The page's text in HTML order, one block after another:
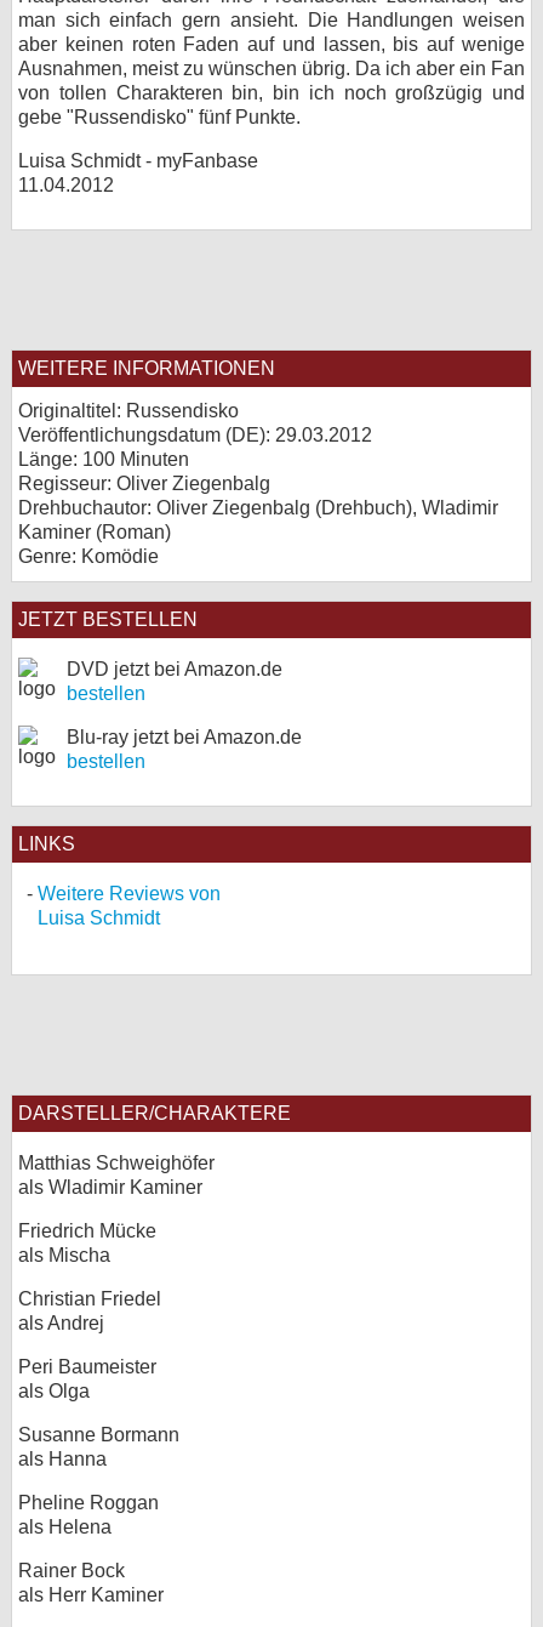
man sich einfach gern ansieht. Die Handlungen weisen
aber keinen roten Faden auf und lassen, bis auf wenige
Ausnahmen, meist zu wünschen übrig. Da ich aber ein Fan
von tollen Charakteren bin, bin ich noch großzügig und
gebe "Russendisko" fünf Punkte.
Luisa Schmidt - myFanbase
11.04.2012
WEITERE INFORMATIONEN
Originaltitel: Russendisko
Veröffentlichungsdatum (DE): 29.03.2012
Länge: 100 Minuten
Regisseur: Oliver Ziegenbalg
Drehbuchautor: Oliver Ziegenbalg (Drehbuch), Wladimir
Kaminer (Roman)
Genre: Komödie
JETZT BESTELLEN
DVD jetzt bei Amazon.de
bestellen
Blu-ray jetzt bei Amazon.de
bestellen
LINKS
Weitere Reviews von
Luisa Schmidt
DARSTELLER/CHARAKTERE
Matthias Schweighöfer
als Wladimir Kaminer
Friedrich Mücke
als Mischa
Christian Friedel
als Andrej
Peri Baumeister
als Olga
Susanne Bormann
als Hanna
Pheline Roggan
als Helena
Rainer Bock
als Herr Kaminer